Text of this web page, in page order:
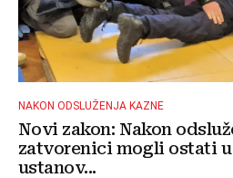
NAKON ODSLUŽENJA KAZNE
Novi zakon: Nakon
zatvorenici mogli ostati
ustanov...